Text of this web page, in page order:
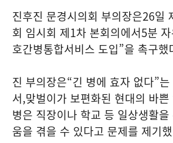
진후진 문경시의회 부의장은26일
회 임시회 제1차 본회의에서5분
호간병통합서비스 도입”을 촉구했
진 부의장은“긴 병에 효자 없다”
서,맞벌이가 보편화된 현대의 바
병은 직장이나 학교 등 일상생활
움을 겪을 수 있다고 문제를 제기